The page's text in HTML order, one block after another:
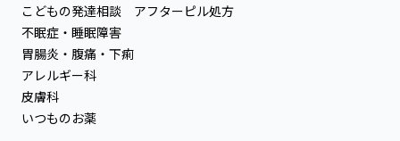
こどもの発達相談
不眠症・睡眠障害
胃腸炎・腹痛・下痢
アレルギー科
皮膚科
いつものお薬
アフターピル処方